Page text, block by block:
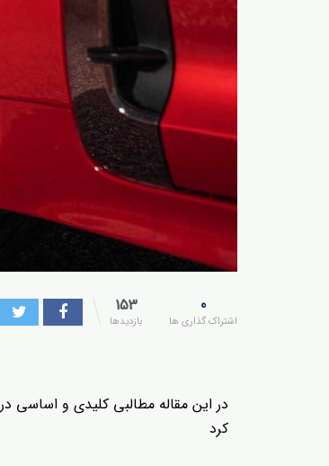
0
اشتراک گذاری ها
153
بازدیدها
در این مقاله مطالبی کلیدی و اساسی
کرد